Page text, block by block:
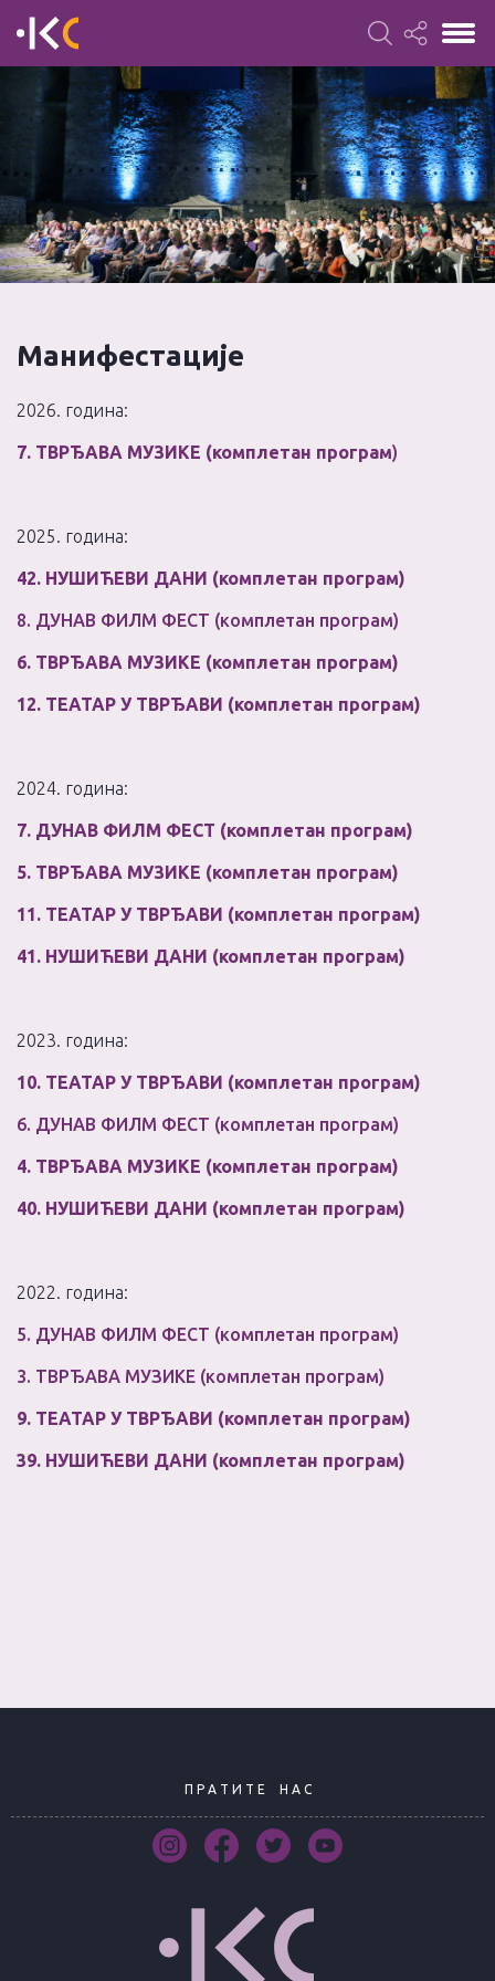
Манифестације
2026. година:
7. ТВРЂАВА МУЗИКЕ (комплетан програм)
2025. година:
42. НУШИЋЕВИ ДАНИ (комплетан програм)
8. ДУНАВ ФИЛМ ФЕСТ (комплетан програм)
6. ТВРЂАВА МУЗИКЕ (комплетан програм)
12. ТЕАТАР У ТВРЂАВИ (комплетан програм)
2024. година:
7. ДУНАВ ФИЛМ ФЕСТ (комплетан програм)
5. ТВРЂАВА МУЗИКЕ (комплетан програм)
11. ТЕАТАР У ТВРЂАВИ (комплетан програм)
41. НУШИЋЕВИ ДАНИ (комплетан програм)
2023. година:
10. ТЕАТАР У ТВРЂАВИ (комплетан програм)
6. ДУНАВ ФИЛМ ФЕСТ (комплетан програм)
4. ТВРЂАВА МУЗИКЕ (комплетан програм)
40. НУШИЋЕВИ ДАНИ (комплетан програм)
2022. година:
5. ДУНАВ ФИЛМ ФЕСТ (комплетан програм)
3. ТВРЂАВА МУЗИКЕ (комплетан програм)
9. ТЕАТАР У ТВРЂАВИ (комплетан програм)
39. НУШИЋЕВИ ДАНИ (комплетан програм)
П Р А Т И Т Е Н А С